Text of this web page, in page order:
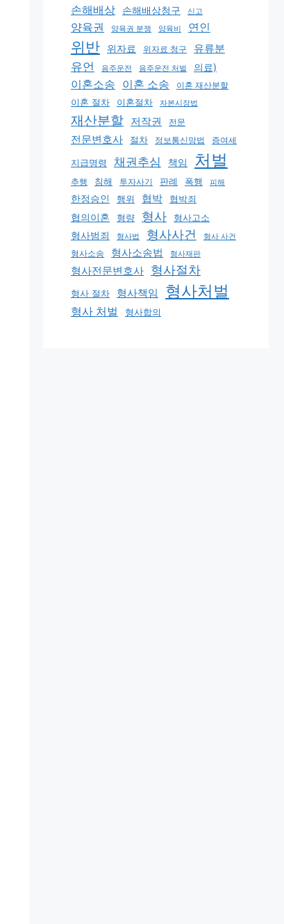
손해배상 손해배상청구 신고
양육권 양육권 분쟁 양육비 연인
위반 위자료 위자료 청구 유류분
유언 음주운전 음주운전 처벌 의료)
이혼소송 이혼 소송 이혼 재산분할
이혼 절차 이혼절차 자본시장법
재산분할 저작권 전문
전문변호사 절차 정보통신망법 증여세
지급명령 채권추심 책임 처벌
추행 침해 투자사기 판례 폭행 피해
한정승인 행위 협박 협박죄
협의이혼 형량 형사 형사고소
형사범죄 형사법 형사사건
형사 사건
형사소송
형사소송법 형사재판
형사전문변호사 형사절차
형사 절차 형사책임 형사처벌
형사 처벌 형사합의